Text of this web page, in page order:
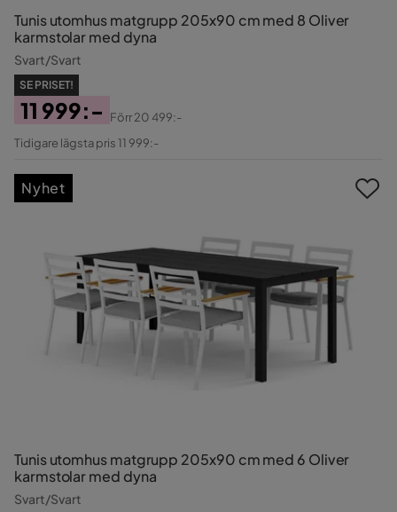
Tunis utomhus matgrupp 205x90 cm med 8 Oliver
karmstolar med dyna
Svart/Svart
SE PRISET!
Pris
11 999:-
Original
Förr20 499:-
Tidigare lägsta pris 11 999:-
Tunis utomhus matgrupp 205x90 cm med 6 Oliver
karmstolar med dyna
Svart/Svart
Nyhet